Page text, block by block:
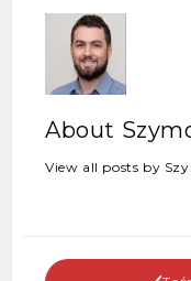
About
View all posts by